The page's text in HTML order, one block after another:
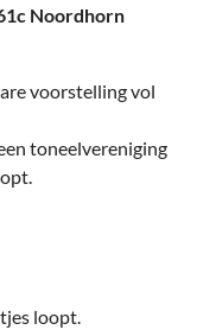
Noordhorn
voorstelling vol
toneelvereniging
loopt.